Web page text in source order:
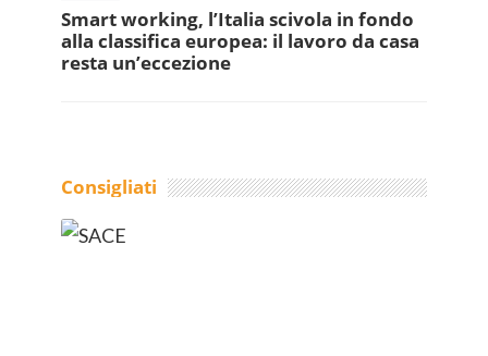
Smart working, l’Italia scivola in fondo
alla classifica europea: il lavoro da casa
resta un’eccezione
Consigliati